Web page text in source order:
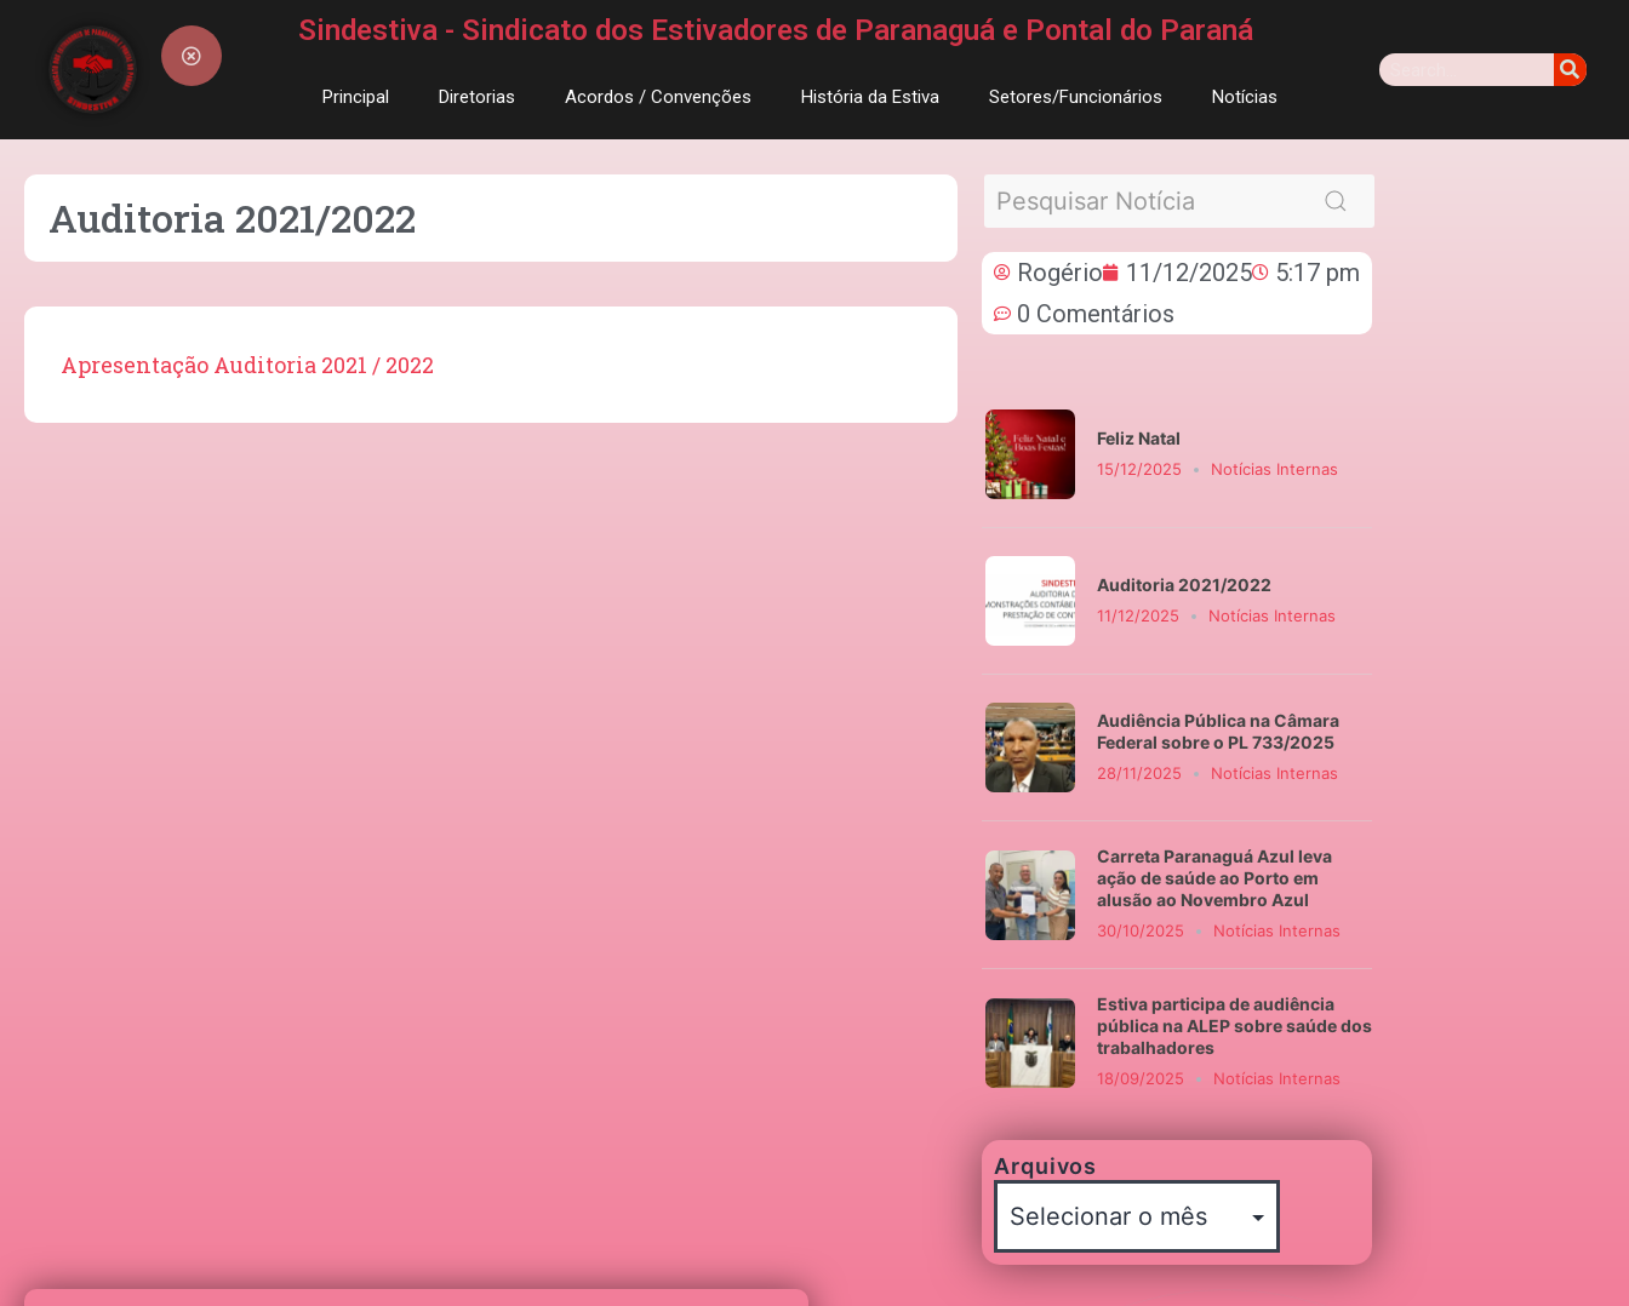
Sindestiva - Sindicato dos Estivadores de Paranaguá e Pontal do Paraná
Principal Diretorias Acordos / Convenções História da Estiva Setores/Funcionários Notícias
Auditoria 2021/2022
Rogério 11/12/2025
5:17 pm
0 Comentários
Apresentação Auditoria 2021 / 2022
Feliz Natal
15/12/2025 Notícias Internas
Auditoria 2021/2022
11/12/2025 Notícias Internas
Audiência Pública na Câmara
Federal sobre o PL 733/2025
28/11/2025 Notícias Internas
Carreta Paranaguá Azul leva
ação de saúde ao Porto em
alusão ao Novembro Azul
30/10/2025 Notícias Internas
Estiva participa de audiência
pública na ALEP sobre saúde dos
trabalhadores
18/09/2025 Notícias Internas
Arquivos